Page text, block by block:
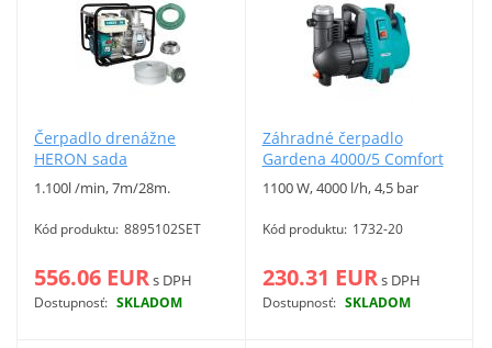
Čerpadlo drenážne
HERON sada
1.100l /min, 7m/28m.
Kód produktu: 8895102SET
556.06 EURs DPH
Dostupnosť: SKLADOM
Viac info
Záhradné čerpadlo
Gardena 4000/5 Comfort
1100 W, 4000 l/h, 4,5 bar
Kód produktu: 1732-20
230.31 EURs DPH
Dostupnosť: SKLADOM
Viac info